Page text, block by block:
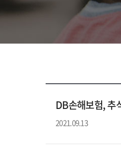
DB손해보험, 추
2021.09.13